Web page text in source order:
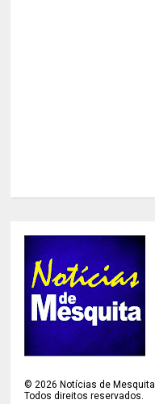
©2026 Notícias de Mesquita
Todos direitos reservados.